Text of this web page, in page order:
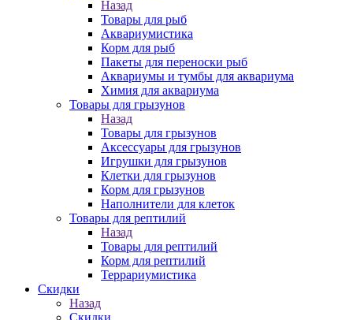
Назад
Товары для рыб
Аквариумистика
Корм для рыб
Пакеты для переноски рыб
Аквариумы и тумбы для аквариума
Химия для аквариума
Товары для грызунов
Назад
Товары для грызунов
Аксессуары для грызунов
Игрушки для грызунов
Клетки для грызунов
Корм для грызунов
Наполнители для клеток
Товары для рептилий
Назад
Товары для рептилий
Корм для рептилий
Террариумистика
Скидки
Назад
Скидки